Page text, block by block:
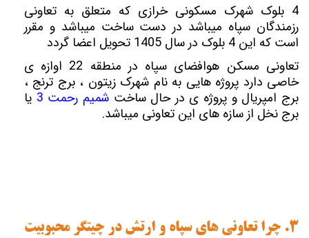
4 بلوک شهرک مسکونی خرازی که متعلق به تعاونی
رزمندگان سپاه میباشد در دست ساخت میباشد و مقرر
است که این 4 بلوک در سال 1405 تحویل اعضا گردد
تعاونی مسکن هوافضای سپاه در منطقه 22 اوازه ی
خاصی دارد پروژه هایی به نام شهرک زیتون ، برج ترنج ،
برج امپریال و پروژه ی در حال ساختشمیم رحمت 3
یا
برج نخل از سازه های این تعاونی میباشد.
3. چرا تعاونی های سپاه و ارتش در چیتگر محبوبیت